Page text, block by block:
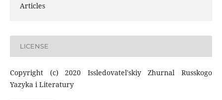
Articles
LICENSE
Copyright (c) 2020 Issledovatel'skiy Zhurnal Russkogo
Yazyka i Literatury